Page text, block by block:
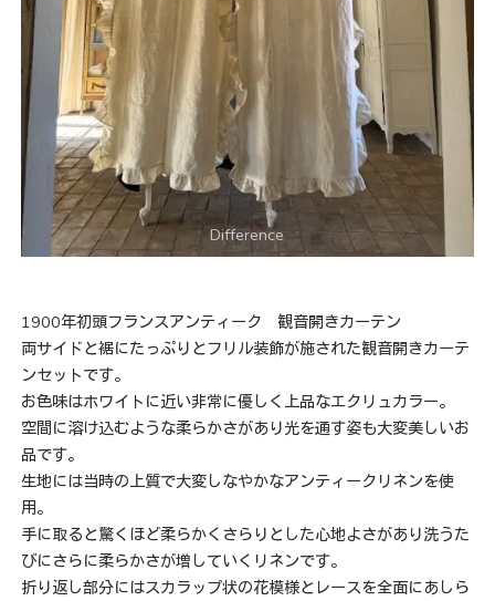
1900年初頭フランスアンティーク 観音開きカーテン
両サイドと裾にたっぷりとフリル装飾が施された観音開きカーテ
ンセットです。
お色味はホワイトに近い非常に優しく上品なエクリュカラー。
空間に溶け込むような柔らかさがあり光を通す姿も大変美しいお
品です。
生地には当時の上質で大変しなやかなアンティークリネンを使
用。
手に取ると驚くほど柔らかくさらりとした心地よさがあり洗うた
びにさらに柔らかさが増していくリネンです。
折り返し部分にはスカラップ状の花模様とレースを全面にあしら